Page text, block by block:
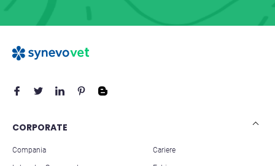
CORPORATE
Compania Cariere